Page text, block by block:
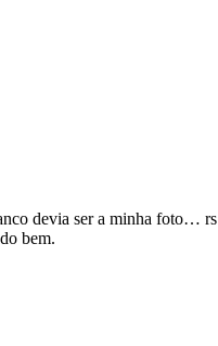
devia ser a minha foto… rs
bem.